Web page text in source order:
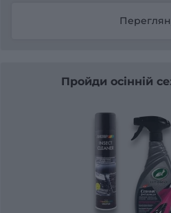
Пройди осінній